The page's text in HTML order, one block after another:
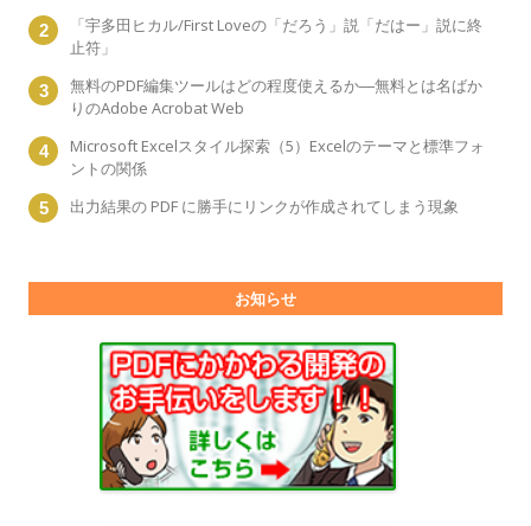
「宇多田ヒカル/First Loveの「だろう」説「だはー」説に終
止符」
無料のPDF編集ツールはどの程度使えるか―無料とは名ばか
りのAdobe Acrobat Web
Microsoft Excelスタイル探索（5）Excelのテーマと標準フォ
ントの関係
出力結果の PDF に勝手にリンクが作成されてしまう現象
お知らせ